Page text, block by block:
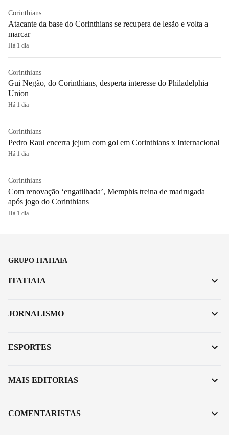
Corinthians
Atacante da base do Corinthians se recupera de lesão e volta a
marcar
Há 1 dia
Corinthians
Gui Negão, do Corinthians, desperta interesse do Philadelphia
Union
Há 1 dia
Corinthians
Pedro Raul encerra jejum com gol em Corinthians x Internacional
Há 1 dia
Corinthians
Com renovação ‘engatilhada’, Memphis treina de madrugada
após jogo do Corinthians
Há 1 dia
GRUPO ITATIAIA
ITATIAIA
JORNALISMO
ESPORTES
MAIS EDITORIAS
COMENTARISTAS